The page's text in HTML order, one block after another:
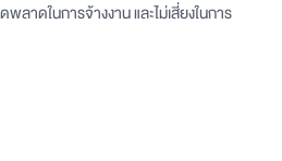
ลาดในการจ้างงาน และไม่เสี่ยงในการ